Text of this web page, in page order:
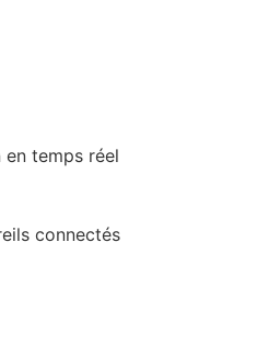
temps réel
connectés